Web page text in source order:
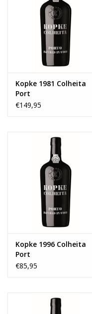
Kopke 1981 Colheita
Port
€149,95
Kopke 1996 Colheita
Port
€85,95